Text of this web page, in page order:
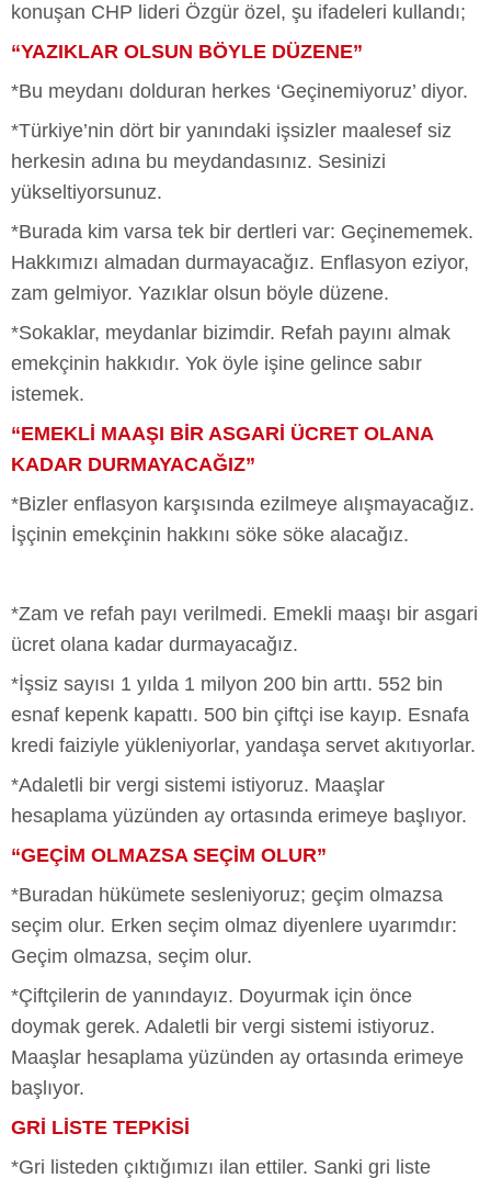
konuşan CHP lideri Özgür özel, şu ifadeleri kullandı;
“YAZIKLAR OLSUN BÖYLE DÜZENE”
*Bu meydanı dolduran herkes ‘Geçinemiyoruz’ diyor.
*Türkiye’nin dört bir yanındaki işsizler maalesef siz
herkesin adına bu meydandasınız. Sesinizi
yükseltiyorsunuz.
*Burada kim varsa tek bir dertleri var: Geçinememek.
Hakkımızı almadan durmayacağız. Enflasyon eziyor,
zam gelmiyor. Yazıklar olsun böyle düzene.
*Sokaklar, meydanlar bizimdir. Refah payını almak
emekçinin hakkıdır. Yok öyle işine gelince sabır
istemek.
“EMEKLİ MAAŞI BİR ASGARİ ÜCRET OLANA
KADAR DURMAYACAĞIZ”
*Bizler enflasyon karşısında ezilmeye alışmayacağız.
İşçinin emekçinin hakkını söke söke alacağız.
*Zam ve refah payı verilmedi. Emekli maaşı bir asgari
ücret olana kadar durmayacağız.
*İşsiz sayısı 1 yılda 1 milyon 200 bin arttı. 552 bin
esnaf kepenk kapattı. 500 bin çiftçi ise kayıp. Esnafa
kredi faiziyle yükleniyorlar, yandaşa servet akıtıyorlar.
*Adaletli bir vergi sistemi istiyoruz. Maaşlar
hesaplama yüzünden ay ortasında erimeye başlıyor.
“GEÇİM OLMAZSA SEÇİM OLUR”
*Buradan hükümete sesleniyoruz; geçim olmazsa
seçim olur. Erken seçim olmaz diyenlere uyarımdır:
Geçim olmazsa, seçim olur.
*Çiftçilerin de yanındayız. Doyurmak için önce
doymak gerek. Adaletli bir vergi sistemi istiyoruz.
Maaşlar hesaplama yüzünden ay ortasında erimeye
başlıyor.
GRİ LİSTE TEPKİSİ
*Gri listeden çıktığımızı ilan ettiler. Sanki gri liste